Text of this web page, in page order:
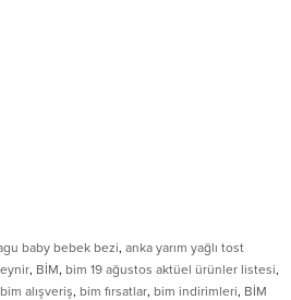
baby bebek bezi, anka yarım yağlı tost
, BİM, bim 19 ağustos aktüel ürünler listesi,
bim alışveriş, bim fırsatlar, bim indirimleri, BİM